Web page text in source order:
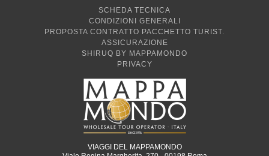
SCHEDA TECNICA
CONDIZIONI GENERALI
PROPOSTA CONTRATTO PACCHETTO TURIST.
ASSICURAZIONE
SHIRUQ BY MAPPAMONDO
PRIVACY
VIAGGI DEL MAPPAMONDO